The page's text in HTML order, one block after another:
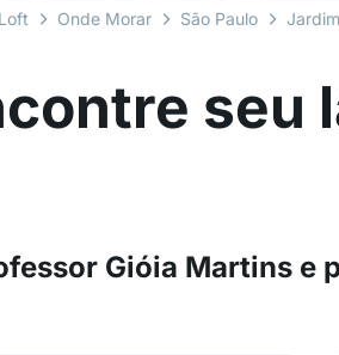
Loft Onde Morar São Paulo
seu
Gióia Martins e